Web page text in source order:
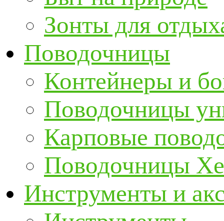
Зонты для
Поводочницы
Контейнеры и
Поводочницы
Карповые
Поводочницы
Инструменты и